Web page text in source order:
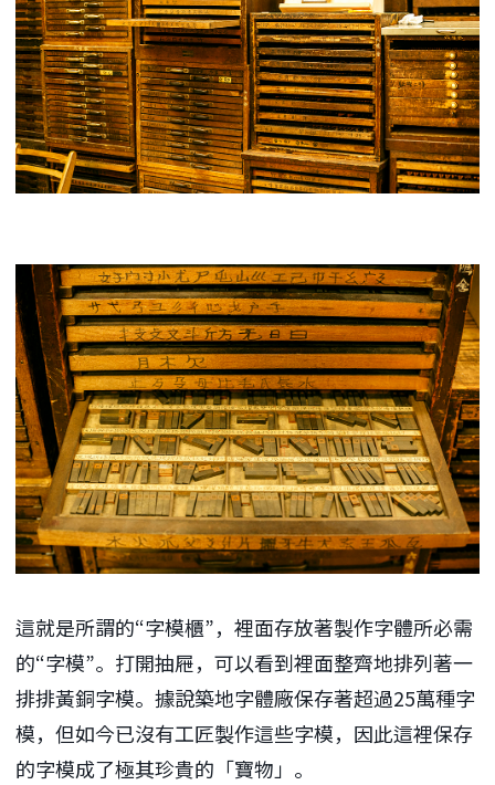
這就是所謂的“字模櫃”，裡面存放著製作字體所必需
的“字模”。打開抽屜，可以看到裡面整齊地排列著一
排排黃銅字模。據說築地字體廠保存著超過25萬種字
模，但如今已沒有工匠製作這些字模，因此這裡保存
的字模成了極其珍貴的「寶物」。